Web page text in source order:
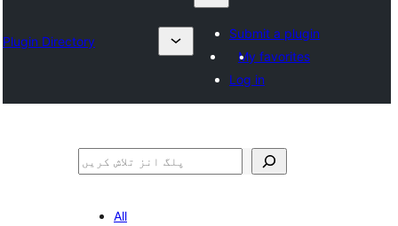
Plugin Directory
Submit a plugin
My favorites
Log in
تلاش
All